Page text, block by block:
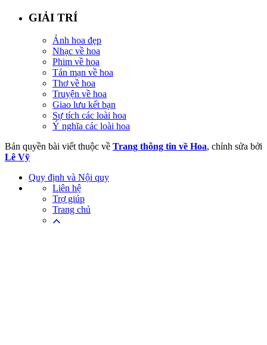
GIẢI TRÍ
Ảnh hoa đẹp
Nhạc về hoa
Phim về hoa
Tản mạn về hoa
Thơ về hoa
Truyện về hoa
Giao lưu kết bạn
Sự tích các loài hoa
Ý nghĩa các loài hoa
Bản quyền bài viết thuộc về Trang thông tin về Hoa, chỉnh sửa bởi
Lê Vỹ
Quy định và Nội quy
Liên hệ
Trợ giúp
Trang chủ